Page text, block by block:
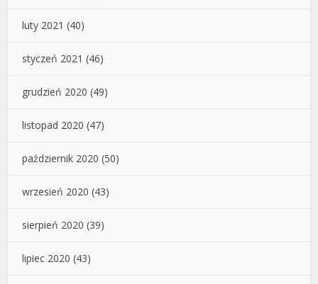
luty 2021 (40)
styczeń 2021 (46)
grudzień 2020 (49)
listopad 2020 (47)
październik 2020 (50)
wrzesień 2020 (43)
sierpień 2020 (39)
lipiec 2020 (43)